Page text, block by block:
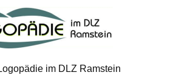
im DLZ Ramstein